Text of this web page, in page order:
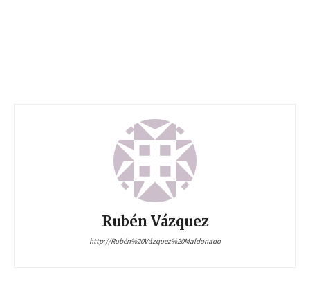
Rubén Vázquez
http://Rubén%20Vázquez%20Maldonado